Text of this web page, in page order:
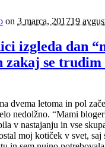
on 3 marca, 201719
izgleda dan
zakaj se
dvema letoma in pol
nedolžno. “Mami
v nastajanju in vse
moj kotiček v svet, saj